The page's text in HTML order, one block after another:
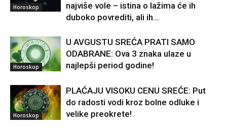
Horoskop
najviše vole – istina o lažima će ih
duboko povrediti, ali ih...
Horoskop
U AVGUSTU SREĆA PRATI SAMO
ODABRANE: Ova 3 znaka ulaze u
najlepši period godine!
Horoskop
PLAĆAJU VISOKU CENU SREĆE: Put
do radosti vodi kroz bolne odluke i
velike preokrete!